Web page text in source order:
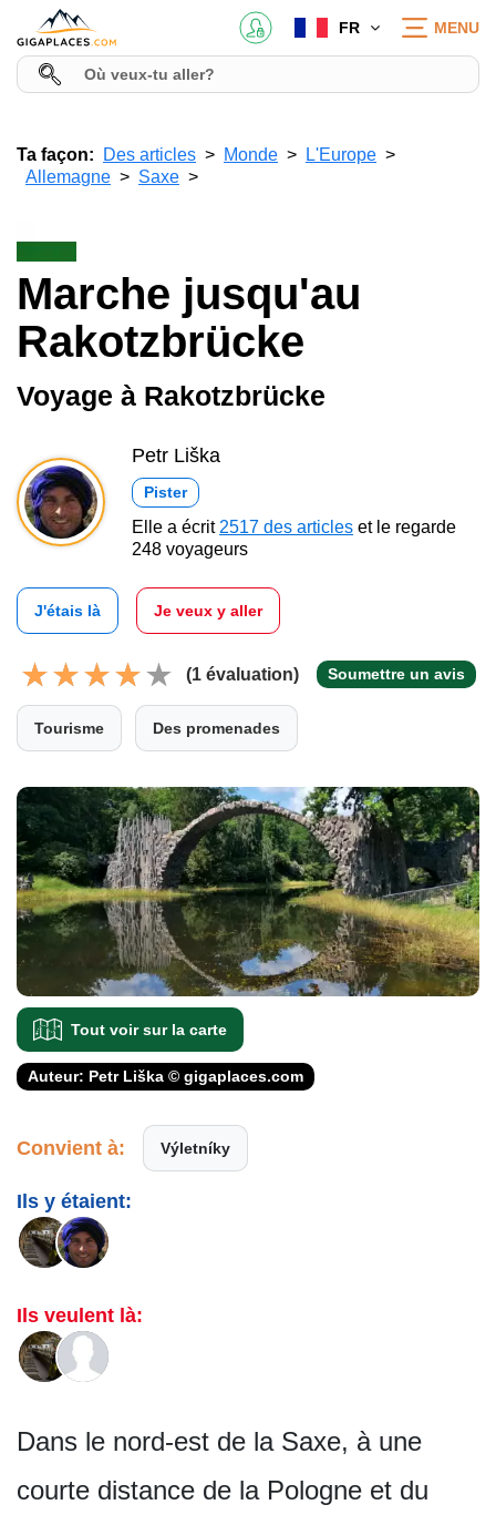
FR MENU
Ta façon: Des articles Monde
L'Europe
Allemagne
Saxe
Marche jusqu'au
Rakotzbrücke
Voyage à Rakotzbrücke
Petr Liška
Pister
Elle a écrit 2517 des articles et le regarde
248 voyageurs
J'étais là Je veux y aller
(1 évaluation) Soumettre un avis
Tourisme Des promenades
Tout voir sur la carte
Auteur: Petr Liška © gigaplaces.com
Convient à: Výletníky
Ils y étaient:
Ils veulent là:
Dans le nord-est de la Saxe, à une
courte distance de la Pologne et du